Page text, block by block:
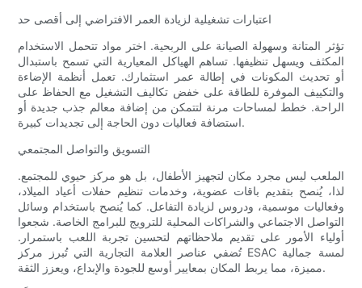
اعتبارات تشغيلية لزيادة العمر الافتراضي إلى أقصى حد
تؤثر المتانة وسهولة الصيانة على الربحية. اختر مواد تتحمل الاستخدام
المكثف ويسهل تنظيفها. تساهم الهياكل المعيارية التي تسمح باستبدال
أو تحديث المكونات في إطالة عمر استثمارك. تعمل أنظمة الإضاءة
والتكييف الموفرة للطاقة على خفض تكاليف التشغيل مع الحفاظ على
الراحة. خطط لمساحات مرنة لتتمكن من إضافة معالم جذب جديدة أو
استضافة فعاليات دون الحاجة إلى تجديدات كبيرة.
التسويق والتواصل المجتمعي
الملعب ليس مجرد مكان لتجهيز الأطفال، بل هو مركز حيوي للمجتمع.
لذا، يُنصح بتقديم باقات عضوية، وخدمات تنظيم حفلات أعياد الميلاد،
وفعاليات موسمية، ودروس لزيادة التفاعل. كما يُنصح باستخدام وسائل
التواصل الاجتماعي والشراكات المحلية للترويج للبرامج الخاصة. شجعوا
أولياء الأمور على تقديم ملاحظاتهم لتحسين تجربة اللعب باستمرار.
تُضفي عناصر العلامة التجارية التي تُبرز مركز ESAC لمسة جمالية
مميزة، مما يربط المكان بمعايير أوسع للجودة والإبداع، ويعزز الثقة.